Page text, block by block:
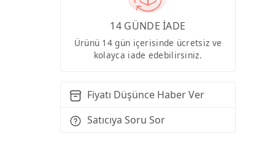
14 GÜNDE İADE
Ürünü 14 gün içerisinde ücretsiz ve
kolayca iade edebilirsiniz.
Fiyatı Düşünce Haber Ver
Satıcıya Soru Sor